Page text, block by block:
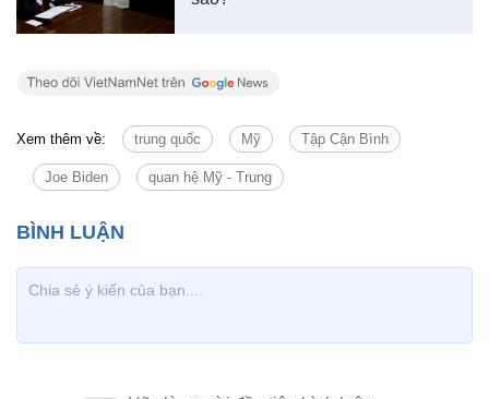
Xem thêm về: trung quốc Mỹ Tập Cận Bình
Joe Biden quan hệ Mỹ - Trung